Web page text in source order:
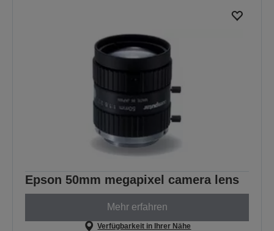
Epson 50mm megapixel camera lens
Mehr erfahren
Verfügbarkeit in Ihrer Nähe